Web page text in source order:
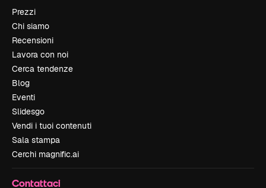
Prezzi
Chi siamo
Recensioni
Lavora con noi
Cerca tendenze
Blog
Eventi
Slidesgo
Vendi i tuoi contenuti
Sala stampa
Cerchi magnific.ai
Contattaci